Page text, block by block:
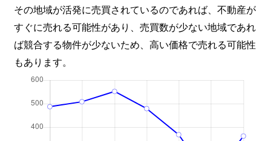
その地域が活発に売買されているのであれば、不動産が
すぐに売れる可能性があり、売買数が少ない地域であれ
ば競合する物件が少ないため、高い価格で売れる可能性
もあります。